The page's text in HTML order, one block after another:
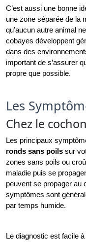
C’est aussi une bonne
une zone séparée de la
qu’aucun autre animal
cobayes développent
dans des
important de s’assurer
propre que possible.
Les
Chez le
Les principaux
ronds sans poils sur
zones sans poils ou
maladie puis se
peuvent se propager au
symptômes sont
par temps humide.
Le diagnostic est facile